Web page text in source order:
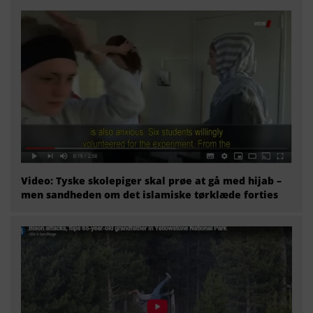
Video: Tyske skolepiger skal prøe at gå med hijab –
men sandheden om det islamiske tørklæde forties